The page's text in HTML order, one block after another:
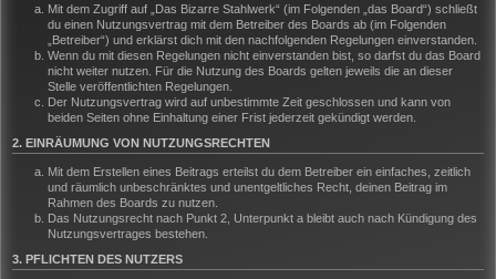
Mit dem Zugriff auf „Das Bizarre Stahlwerk“ (im Folgenden „das Board“) schließt
du einen Nutzungsvertrag mit dem Betreiber des Boards ab (im Folgenden
„Betreiber“) und erklärst dich mit den nachfolgenden Regelungen einverstanden.
Wenn du mit diesen Regelungen nicht einverstanden bist, so darfst du das Board
nicht weiter nutzen. Für die Nutzung des Boards gelten jeweils die an dieser
Stelle veröffentlichten Regelungen.
Der Nutzungsvertrag wird auf unbestimmte Zeit geschlossen und kann von
beiden Seiten ohne Einhaltung einer Frist jederzeit gekündigt werden.
2. EINRÄUMUNG VON NUTZUNGSRECHTEN
Mit dem Erstellen eines Beitrags erteilst du dem Betreiber ein einfaches, zeitlich
und räumlich unbeschränktes und unentgeltliches Recht, deinen Beitrag im
Rahmen des Boards zu nutzen.
Das Nutzungsrecht nach Punkt 2, Unterpunkt a bleibt auch nach Kündigung des
Nutzungsvertrages bestehen.
3. PFLICHTEN DES NUTZERS